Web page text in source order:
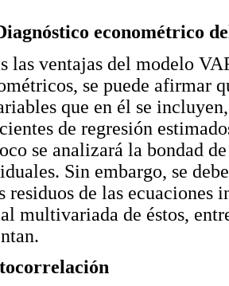
econométrico
las ventajas del modelo
se puede afirmar
que en él se
de regresión
se analizará la bondad
Sin embargo, se
residuos de las
multivariada de éstos,